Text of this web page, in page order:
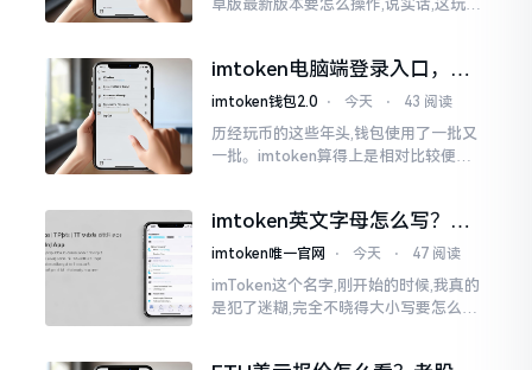
卓版最新版本要怎么操作,说实话,这玩意
0版本
imtoken电脑端登录入口，地
址在这里
imtoken钱包2.0 ⋅ 今天 ⋅ 43 阅读
历经玩币的这些年头,钱包使用了一批又
一批。imtoken算得上是相对比较便于
就得去寻觅电脑端的入口。
imtoken英文字母怎么写？正
确拼写看这里
imtoken唯一官网 ⋅ 今天 ⋅ 47 阅读
imToken这个名字,刚开始的时候,我真的
是犯了迷糊,完全不晓得大小写要怎么去